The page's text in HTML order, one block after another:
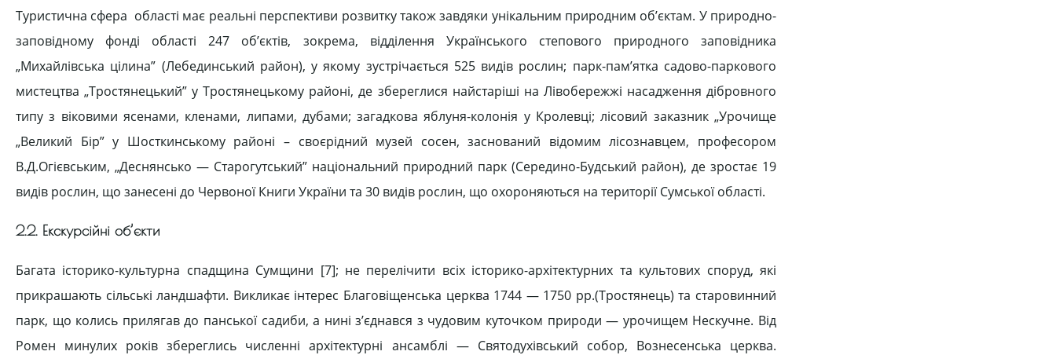
Туристична сфера області має реальні перспективи розвитку також завдяки унікальним природним об’єктам. У природно-
заповідному фонді області 247 об’єктів, зокрема, відділення Українського степового природного заповідника
„Михайлівська цілина” (Лебединський район), у якому зустрічається 525 видів рослин; парк-пам’ятка садово-паркового
мистецтва „Тростянецький” у Тростянецькому районі, де збереглися найстаріші на Лівобережжі насадження дібровного
типу з віковими ясенами, кленами, липами, дубами; загадкова яблуня-колонія у Кролевці; лісовий заказник „Урочище
„Великий Бір” у Шосткинському районі – своєрідний музей сосен, заснований відомим лісознавцем, професором
В.Д.Огієвським, „Деснянсько — Старогутський” національний природний парк (Середино-Будський район), де зростає 19
видів рослин, що занесені до Червоної Книги України та 30 видів рослин, що охороняються на території Сумської області.
2.2. Екскурсійні об’єкти
Багата історико-культурна спадщина Сумщини [7]; не перелічити всіх історико-архітектурних та культових споруд, які
прикрашають сільські ландшафти. Викликає інтерес Благовіщенська церква 1744 — 1750 рр.(Тростянець) та старовинний
парк, що колись прилягав до панської садиби, а нині з’єднався з чудовим куточком природи — урочищем Нескучне. Від
Ромен минулих років збереглись численні архітектурні ансамблі — Святодухівський собор, Вознесенська церква.